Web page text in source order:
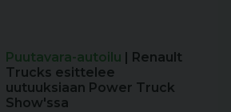
Puutavara-autoilu
| Renault
Trucks esittelee
uutuuksiaan Power Truck
Show'ssa